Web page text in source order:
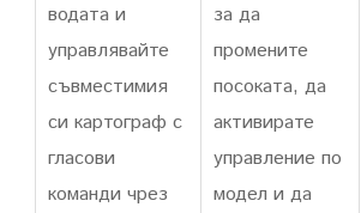
водата и
управлявайте
съвместимия
си картограф с
гласови
команди чрез
за да
промените
посоката, да
активирате
управление по
модел и да